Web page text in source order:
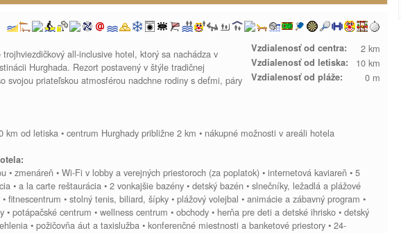
Vzdialenosť od centra: 2 km
Vzdialenosť od letiska: 10 km
Vzdialenosť od pláže: 0 m
all-inclusive hotel, ktorý sa nachádza v
Hurghada. Rezort postavený v štýle tradičnej
svojou priateľskou atmosférou nadchne rodiny s deťmi, páry
km od letiska • centrum Hurghady približne 2 km • nákupné možnosti v areáli hotela
• zmenáreň • Wi-Fi v lobby a verejných priestoroch (za poplatok) • internetová kaviareň • 5
• a la carte reštaurácia • 2 vonkajšie bazény • detský bazén • slnečníky, ležadlá a plážové
fitnescentrum • stolný tenis, biliard, šípky • plážový volejbal • animácie a zábavný program •
• potápačské centrum • wellness centrum • obchody • herňa pre deti a detské ihrisko • detský
• požičovňa áut a taxislužba • konferenčné miestnosti a banketové priestory • 24-